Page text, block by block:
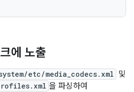
에 노출
etc/media_codecs.xml 및
을 파싱하여